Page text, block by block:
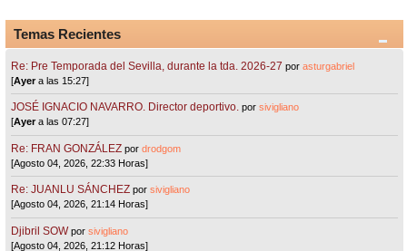
Temas Recientes
Re: Pre Temporada del Sevilla, durante la tda. 2026-27 porasturgabriel
[Ayera las 15:27]
JOSÉ IGNACIO NAVARRO. Director deportivo. porsivigliano
[Ayera las 07:27]
Re: FRAN GONZÁLEZ pordrodgom
[Agosto 04, 2026, 22:33 Horas]
Re: JUANLU SÁNCHEZ porsivigliano
[Agosto 04, 2026, 21:14 Horas]
Djibril SOW porsivigliano
[Agosto 04, 2026, 21:12 Horas]